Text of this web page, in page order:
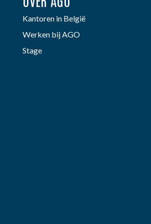
Kantoren in België
Werken bij AGO
Stage